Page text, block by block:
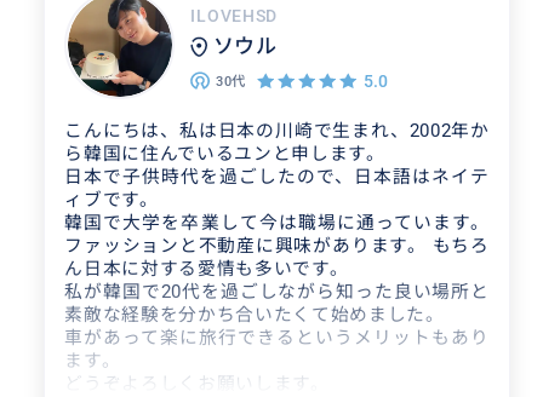
ILOVEHSD
ソウル
30代 5.0
こんにちは、私は日本の川崎で生まれ、2002年か
ら韓国に住んでいるユンと申します。
日本で子供時代を過ごしたので、日本語はネイテ
ィブです。
韓国で大学を卒業して今は職場に通っています。
ファッションと不動産に興味があります。 もちろ
ん日本に対する愛情も多いです。
私が韓国で20代を過ごしながら知った良い場所と
素敵な経験を分かち合いたくて始めました。
車があって楽に旅行できるというメリットもあり
ます。
どうぞよろしくお願いします。